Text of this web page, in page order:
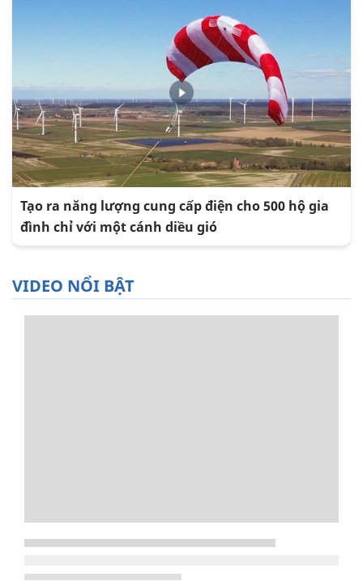
Tạo ra năng lượng cung cấp điện cho 500 hộ gia
đình chỉ với một cánh diều gió
VIDEO NỔI BẬT